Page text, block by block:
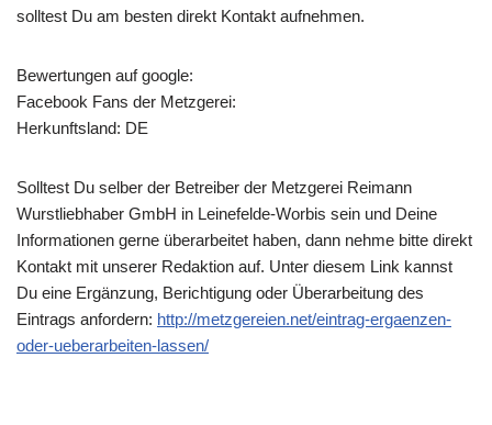
solltest Du am besten direkt Kontakt aufnehmen.
Bewertungen auf google:
Facebook Fans der Metzgerei:
Herkunftsland: DE
Solltest Du selber der Betreiber der Metzgerei Reimann
Wurstliebhaber GmbH in Leinefelde-Worbis sein und Deine
Informationen gerne überarbeitet haben, dann nehme bitte direkt
Kontakt mit unserer Redaktion auf. Unter diesem Link kannst
Du eine Ergänzung, Berichtigung oder Überarbeitung des
Eintrags anfordern: http://metzgereien.net/eintrag-ergaenzen-
oder-ueberarbeiten-lassen/